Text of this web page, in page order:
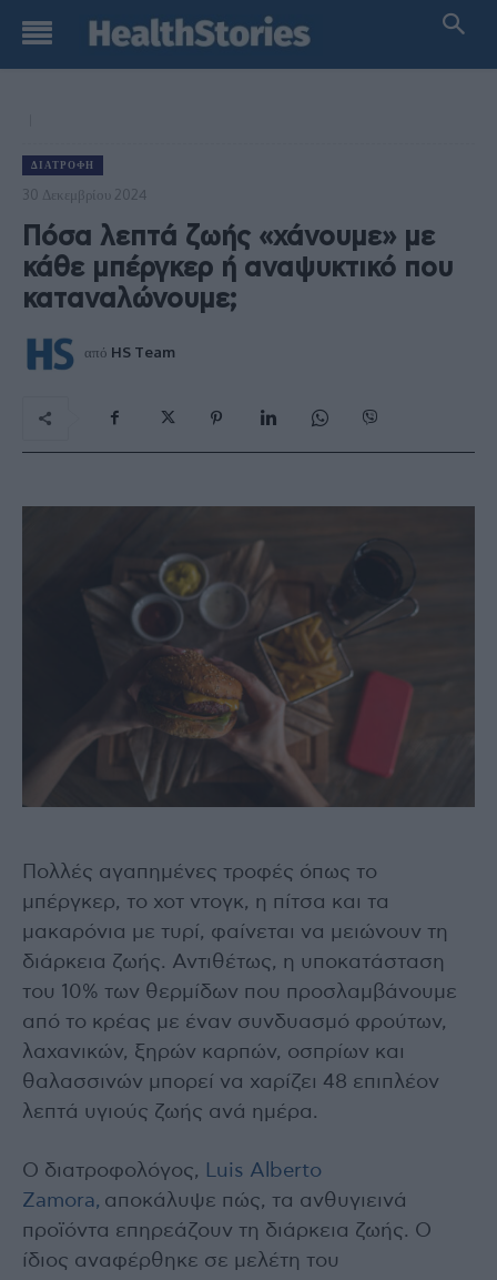
ΔΙΑΤΡΟΦΉ
30 Δεκεμβρίου 2024
Πόσα λεπτά ζωής «χάνουμε» με
κάθε μπέργκερ ή αναψυκτικό που
καταναλώνουμε;
από HS Team
Πολλές αγαπημένες τροφές όπως το
μπέργκερ, το χοτ ντογκ, η πίτσα και τα
μακαρόνια με τυρί, φαίνεται να μειώνουν τη
διάρκεια ζωής. Αντιθέτως, η υποκατάσταση
του 10% των θερμίδων που προσλαμβάνουμε
από το κρέας με έναν συνδυασμό φρούτων,
λαχανικών, ξηρών καρπών, οσπρίων και
θαλασσινών μπορεί να χαρίζει 48 επιπλέον
λεπτά υγιούς ζωής ανά ημέρα.
Ο διατροφολόγος, Luis Alberto
Zamora, αποκάλυψε πώς, τα ανθυγιεινά
προϊόντα επηρεάζουν τη διάρκεια ζωής. Ο
ίδιος αναφέρθηκε σε μελέτη του